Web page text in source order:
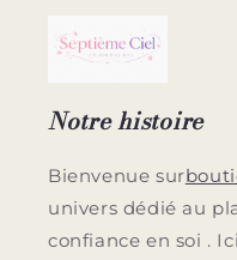
Notre histoire
Bienvenue sur
univers dédié au
confiance en soi .